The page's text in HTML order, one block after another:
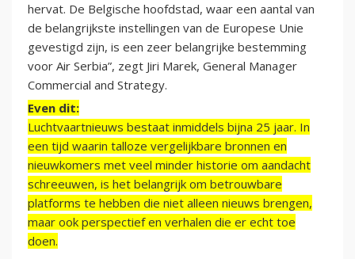
hervat. De Belgische hoofdstad, waar een aantal van
de belangrijkste instellingen van de Europese Unie
gevestigd zijn, is een zeer belangrijke bestemming
voor Air Serbia”, zegt Jiri Marek, General Manager
Commercial and Strategy.
Even dit:
Luchtvaartnieuws bestaat inmiddels bijna 25 jaar. In
een tijd waarin talloze vergelijkbare bronnen en
nieuwkomers met veel minder historie om aandacht
schreeuwen, is het belangrijk om betrouwbare
platforms te hebben die niet alleen nieuws brengen,
maar ook perspectief en verhalen die er echt toe
doen.